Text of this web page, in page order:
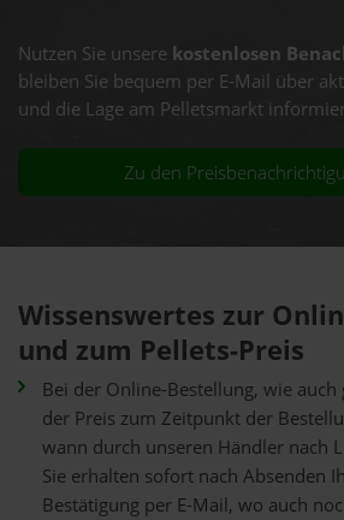
Nutzen Sie unsere kostenlosen
bleiben Sie bequem per E-Mail über
und die Lage am Pelletsmarkt
Zu den
Wissenswertes zur
und zum Pellets-Preis
Bei der Online-Bestellung, wie
der Preis zum Zeitpunkt der
wann durch unseren Händler nach
Sie erhalten sofort nach Absenden
Bestätigung per E-Mail, wo auch